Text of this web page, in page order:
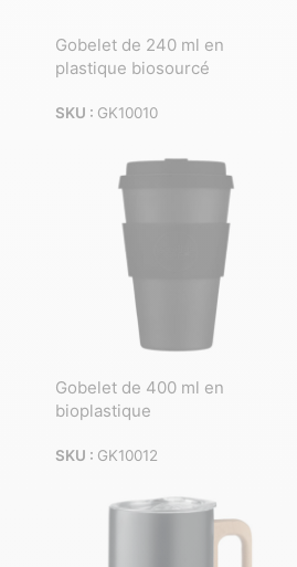
Gobelet de 240 ml en
plastique biosourcé
SKU : GK10010
Gobelet de 400 ml en
bioplastique
SKU : GK10012